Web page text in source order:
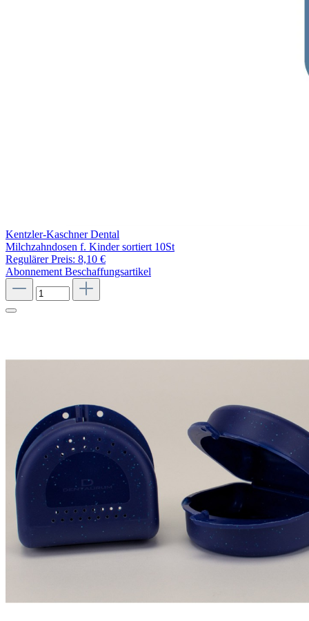
Kentzler-Kaschner Dental
Milchzahndosen f. Kinder sortiert 10St
Regulärer Preis: 8,10 €
Abonnement Beschaffungsartikel